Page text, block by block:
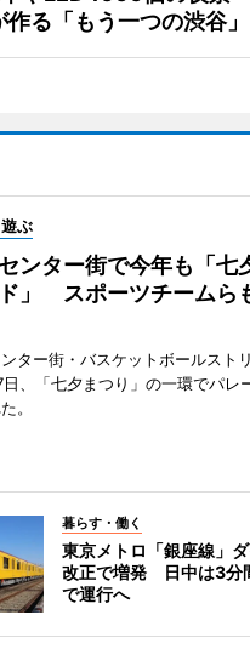
る「もう一つの渋谷」
ぶ
ンター街で今年も「七
」 スポーツチームら
ター街・バスケットボールスト
、「七夕まつり」の一環でパレ
。
暮らす・働く
東京メトロ「銀座線」
改正で増発 日中は3分
で運行へ